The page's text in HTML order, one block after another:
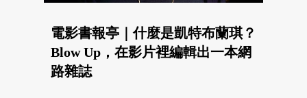
電影書報亭｜什麼是凱特布蘭琪？
Blow Up，在影片裡編輯出一本網
路雜誌